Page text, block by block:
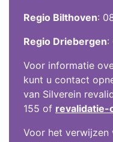
Regio Bilthoven:
Regio Driebergen:
Voor informatie
kunt u contact
van Silverein
155 of revalidatie-
Voor het verwijzen